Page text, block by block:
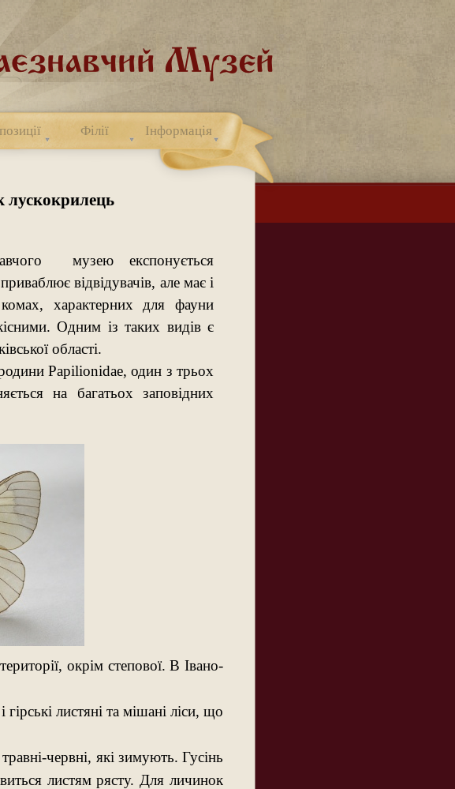
Філії Інформація
музею експонується
відвідувачів, але має і
характерних для фауни
Одним із таких видів є
області.
Papilionidae, один з трьох
на багатьох заповідних
лускокрилець
окрім степової. В Івано-
гірські листяні та мішані ліси, що
червні, які зимують. Гусінь
листям рясту. Для личинок